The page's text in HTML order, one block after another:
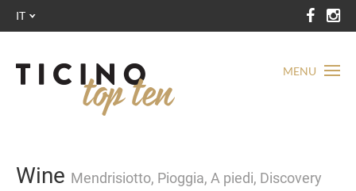
MENU
IT
Wine Mendrisiotto, Pioggia, A piedi, Discovery